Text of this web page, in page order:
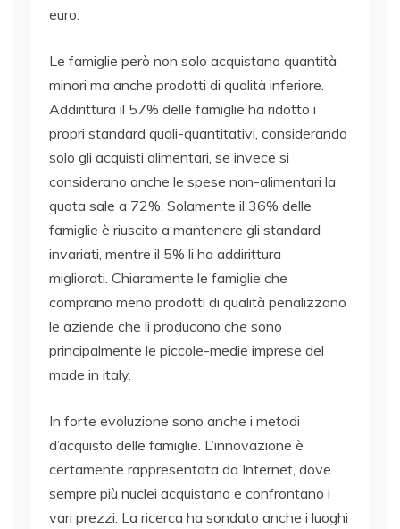
euro.
Le famiglie però non solo acquistano quantità
minori ma anche prodotti di qualità inferiore.
Addirittura il 57% delle famiglie ha ridotto i
propri standard quali-quantitativi, considerando
solo gli acquisti alimentari, se invece si
considerano anche le spese non-alimentari la
quota sale a 72%. Solamente il 36% delle
famiglie è riuscito a mantenere gli standard
invariati, mentre il 5% li ha addirittura
migliorati. Chiaramente le famiglie che
comprano meno prodotti di qualità penalizzano
le aziende che li producono che sono
principalmente le piccole-medie imprese del
made in italy.
In forte evoluzione sono anche i metodi
d’acquisto delle famiglie. L’innovazione è
certamente rappresentata da Internet, dove
sempre più nuclei acquistano e confrontano i
vari prezzi. La ricerca ha sondato anche i luoghi